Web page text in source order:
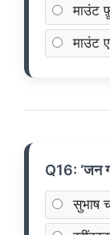
माउंट
माउंट
Q16: ‘जन
सुभाष